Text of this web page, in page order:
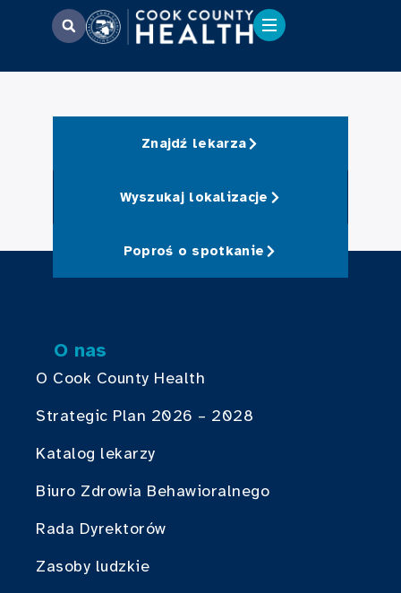
Znajdź lekarza
Wyszukaj lokalizacje
Poproś o spotkanie
O nas
O Cook County Health
Strategic Plan 2026 – 2028
Katalog lekarzy
Biuro Zdrowia Behawioralnego
Rada Dyrektorów
Zasoby ludzkie